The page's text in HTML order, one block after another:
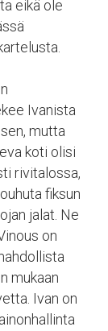
eikä ole
Ivanista
mutta
koti olisi
rivitalossa,
fiksun
jalat. Ne
on
mukaan
Ivan on